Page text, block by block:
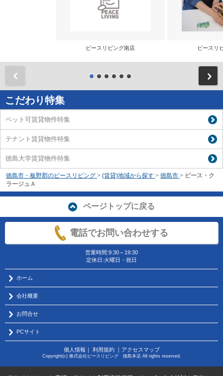
ピースリビング南店 ピースリ
こだわり特集
ペット可賃貸物件特集
テナント賃貸物件特集
徳島大学賃貸物件特集
徳島市・板野郡のピースリビング > (賃貸)地域から探す > 徳島市 > ピース・ク
ラージュＡ
ページトップに戻る
電話でお問い合わせする
営業時間:9:30～19:30
定休日:火曜日・祝日
ホーム
会社概要
お問合せ
PCサイト
個人情報 利用規約｜ アクセスマップ
Copyright(c) 株式会社ピースリビング 徳島本店 All rights reserved.